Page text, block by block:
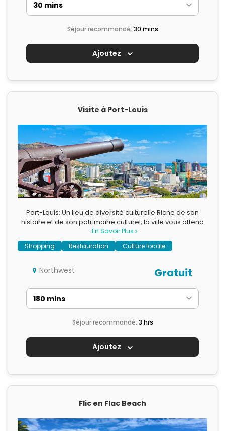
Séjour recommandé: 30 mins
Ajoutez
Visite à Port-Louis
Port-Louis: Un lieu de diversité culturelle Riche de son
histoire et de son patrimoine culturel, la ville vous attend
…En Savoir Plus
Shopping
Restauration Culture locale
Northwest Gratuit
Séjour recommandé: 3 hrs
Ajoutez
Flic en Flac Beach